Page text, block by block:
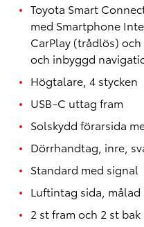
Toyota Smart
med Smartphone
CarPlay (trådlös)
och inbyggd
Högtalare, 4 stycken
USB-C uttag fram
Solskydd förarsida
Dörrhandtag, inre,
Standard med signal
Luftintag sida, målad
2 st fram och 2 st bak